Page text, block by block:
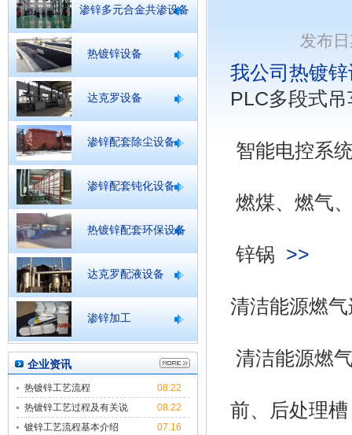
渗锌多元合金共渗设备
热镀锌设备
达克罗设备
渗锌配套除尘设备
渗锌配套钝化设备
热镀锌配套环保设备
达克罗配液设备
渗锌加工
企业资讯
08.22
热镀锌工艺流程
08.22
热镀锌工艺过程及有关说
明
07.16
镀锌工艺流程基本介绍
发布
我公司热镀
PLC多段式
智能电控系
燃煤、燃气
锌锅 >>
清洁能源燃
清洁能源燃
前、后处理槽